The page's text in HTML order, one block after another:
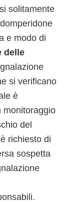
solitamente
e modo di
delle
si verificano
è
monitoraggio
del
richiesto di
sospetta